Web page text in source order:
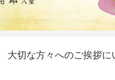
大切な方々へのご挨拶に